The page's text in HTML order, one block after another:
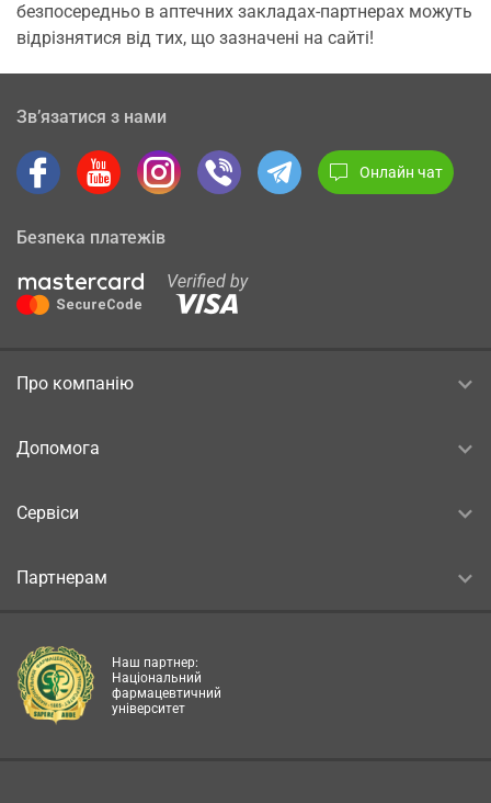
безпосередньо в аптечних закладах-партнерах можуть
відрізнятися від тих, що зазначені на сайті!
Зв’язатися з нами
Онлайн чат
Безпека платежів
Про компанію
Допомога
Сервіси
Партнерам
Наш партнер:
Національний
фармацевтичний
університет